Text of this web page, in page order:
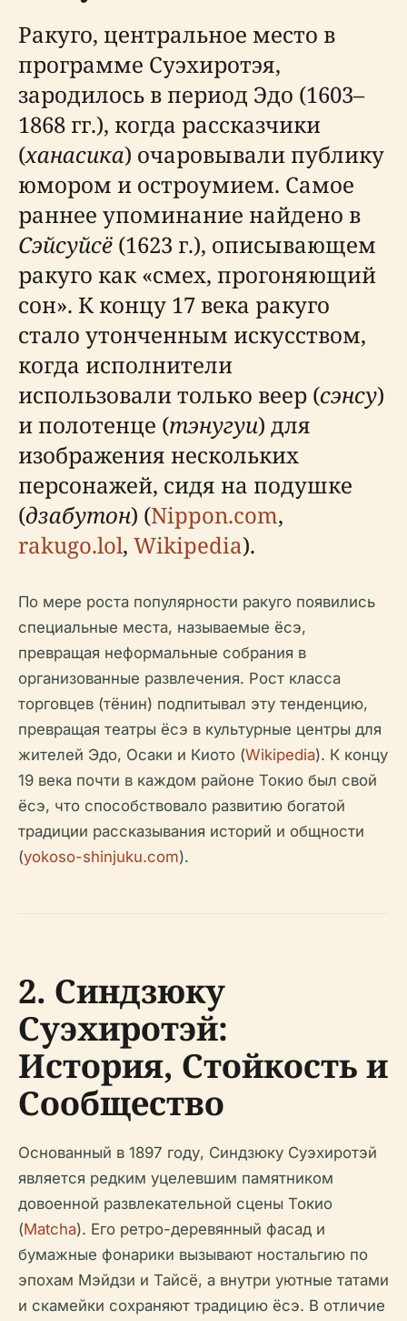
Ракуго, центральное место в
программе Суэхиротэя,
зародилось в период Эдо (1603–
1868 гг.), когда рассказчики
(ханасика) очаровывали публику
юмором и остроумием. Самое
раннее упоминание найдено в
Сэйсуйсё (1623 г.), описывающем
ракуго как «смех, прогоняющий
сон». К концу 17 века ракуго
стало утонченным искусством,
когда исполнители
использовали только веер (сэнсу)
и полотенце (тэнугуи) для
изображения нескольких
персонажей, сидя на подушке
(дзабутон) (Nippon.com,
rakugo.lol, Wikipedia).
По мере роста популярности ракуго появились
специальные места, называемые ёсэ,
превращая неформальные собрания в
организованные развлечения. Рост класса
торговцев (тёнин) подпитывал эту тенденцию,
превращая театры ёсэ в культурные центры для
жителей Эдо, Осаки и Киото (Wikipedia). К концу
19 века почти в каждом районе Токио был свой
ёсэ, что способствовало развитию богатой
традиции рассказывания историй и общности
(yokoso-shinjuku.com).
2. Синдзюку
Суэхиротэй:
История, Стойкость и
Сообщество
Основанный в 1897 году, Синдзюку Суэхиротэй
является редким уцелевшим памятником
довоенной развлекательной сцены Токио
(Matcha). Его ретро-деревянный фасад и
бумажные фонарики вызывают ностальгию по
эпохам Мэйдзи и Тайсё, а внутри уютные татами
и скамейки сохраняют традицию ёсэ. В отличие